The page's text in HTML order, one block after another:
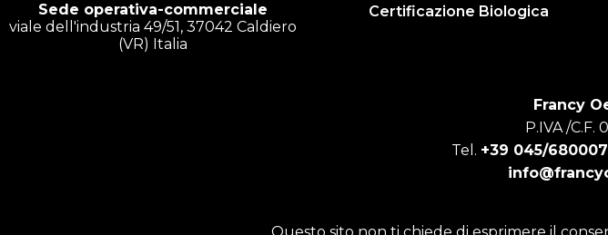
Sede operativa-commerciale
viale dell'industria 49/51, 37042 Caldiero
(VR) Italia
Certificazione Biologica
Francy
P.IVA /C.F.
Tel. +39 045/